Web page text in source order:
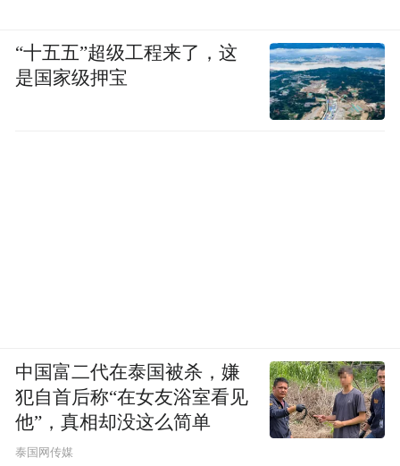
“十五五”超级工程来了，这
是国家级押宝
中国富二代在泰国被杀，嫌
犯自首后称“在女友浴室看见
他”，真相却没这么简单
泰国网传媒